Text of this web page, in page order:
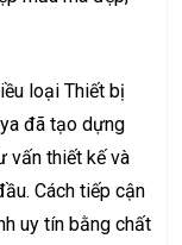
loại Thiết bị
đã tạo dựng
vấn thiết kế và
Cách tiếp cận
uy tín bằng chất